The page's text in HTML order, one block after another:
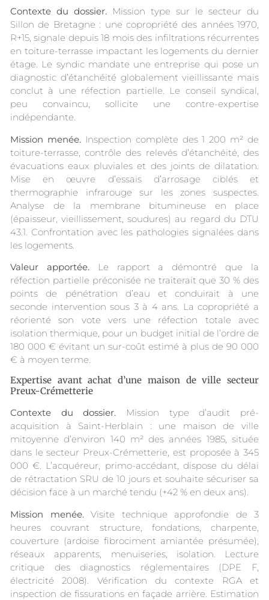
Contexte du dossier. Mission type sur le secteur du
Sillon de Bretagne : une copropriété des années 1970,
R+15, signale depuis 18 mois des infiltrations récurrentes
en toiture-terrasse impactant les logements du dernier
étage. Le syndic mandate une entreprise qui pose un
diagnostic d’étanchéité globalement vieillissante mais
conclut à une réfection partielle. Le conseil syndical,
peu convaincu, sollicite une contre-expertise
indépendante.
Mission menée. Inspection complète des 1 200 m² de
toiture-terrasse, contrôle des relevés d’étanchéité, des
évacuations eaux pluviales et des joints de dilatation.
Mise en œuvre d’essais d’arrosage ciblés et
thermographie infrarouge sur les zones suspectes.
Analyse de la membrane bitumineuse en place
(épaisseur, vieillissement, soudures) au regard du DTU
43.1. Confrontation avec les pathologies signalées dans
les logements.
Valeur apportée.Le rapport a démontré que la
réfection partielle préconisée ne traiterait que 30 % des
points de pénétration d’eau et conduirait à une
seconde intervention sous 3 à 4 ans. La copropriété a
réorienté son vote vers une réfection totale avec
isolation thermique, pour un budget initial de l’ordre de
180 000 € évitant un sur-coût estimé à plus de 90 000
€ à moyen terme.
Expertise avant achat d’une maison de ville secteur
Preux-Crémetterie
Contexte du dossier. Mission type d’audit pré-
acquisition à Saint-Herblain : une maison de ville
mitoyenne d’environ 140 m² des années 1985, située
dans le secteur Preux-Crémetterie, est proposée à 345
000 €. L’acquéreur, primo-accédant, dispose du délai
de rétractation SRU de 10 jours et souhaite sécuriser sa
décision face à un marché tendu (+42 % en deux ans).
Mission menée. Visite technique approfondie de 3
heures couvrant structure, fondations, charpente,
couverture (ardoise fibrociment amiantée présumée),
réseaux apparents, menuiseries, isolation. Lecture
critique des diagnostics réglementaires (DPE F,
électricité 2008). Vérification du contexte RGA et
inspection de fissurations en façade arrière. Estimation